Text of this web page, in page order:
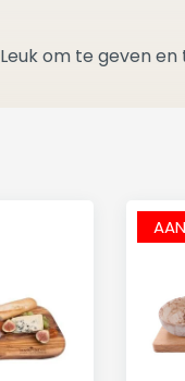
Leuk om te geven en